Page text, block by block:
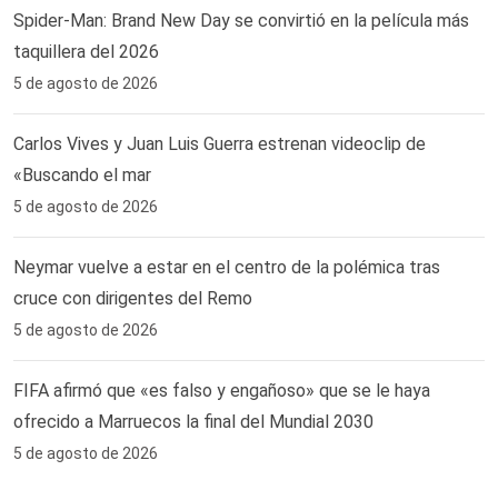
Spider-Man: Brand New Day se convirtió en la película más
taquillera del 2026
5 de agosto de 2026
Carlos Vives y Juan Luis Guerra estrenan videoclip de
«Buscando el mar
5 de agosto de 2026
Neymar vuelve a estar en el centro de la polémica tras
cruce con dirigentes del Remo ‎
5 de agosto de 2026
FIFA afirmó que «es falso y engañoso» que se le haya
ofrecido a Marruecos la final del Mundial 2030
5 de agosto de 2026